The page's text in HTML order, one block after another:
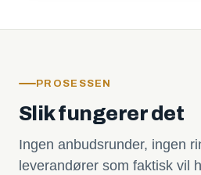
PROSESSEN
Slik fungerer det
Ingen anbudsrunder, ingen
leverandører som faktisk vil